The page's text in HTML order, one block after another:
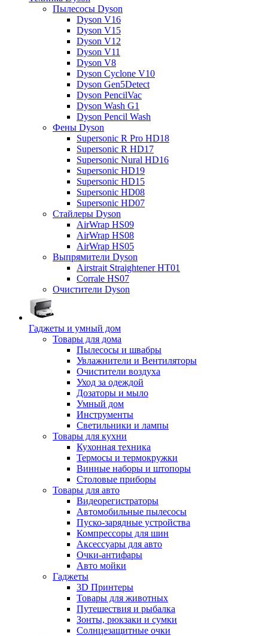
Пылесосы Dyson
Dyson V16
Dyson V15
Dyson V12
Dyson V11
Dyson V8
Dyson Cyclone V10
Dyson Gen5Detect
Dyson PencilVac
Dyson Wash G1
Dyson Pencil Wash
Фены Dyson
Supersonic R Pro HD18
Supersonic R HD17
Supersonic Nural HD16
Supersonic HD19
Supersonic HD15
Supersonic HD08
Supersonic HD07
Стайлеры Dyson
AirWrap HS09
AirWrap HS08
AirWrap HS05
Выпрямители Dyson
Airstrait Straightener HT01
Corrale HS07
Очистители Dyson
Гаджеты и умный дом
Товары для дома
Пылесосы и швабры
Увлажнители и Вентиляторы
Очистители воздуха
Уход за одеждой
Дозаторы и мыло
Умный дом
Инструменты
Светильники и лампы
Товары для кухни
Кухонная техника
Термосы и термокружки
Винные наборы и штопоры
Столовые приборы
Товары для авто
Видеорегистраторы
Автомобильные пылесосы
Пуско-зарядные устройства
Компрессоры для шин
Аксессуары для авто
Очки-антифары
Авто мойки
Гаджеты
3D Принтеры
Товары для животных
Путешествия и рыбалка
Зонты, рюкзаки и сумки
Солнцезащитные очки